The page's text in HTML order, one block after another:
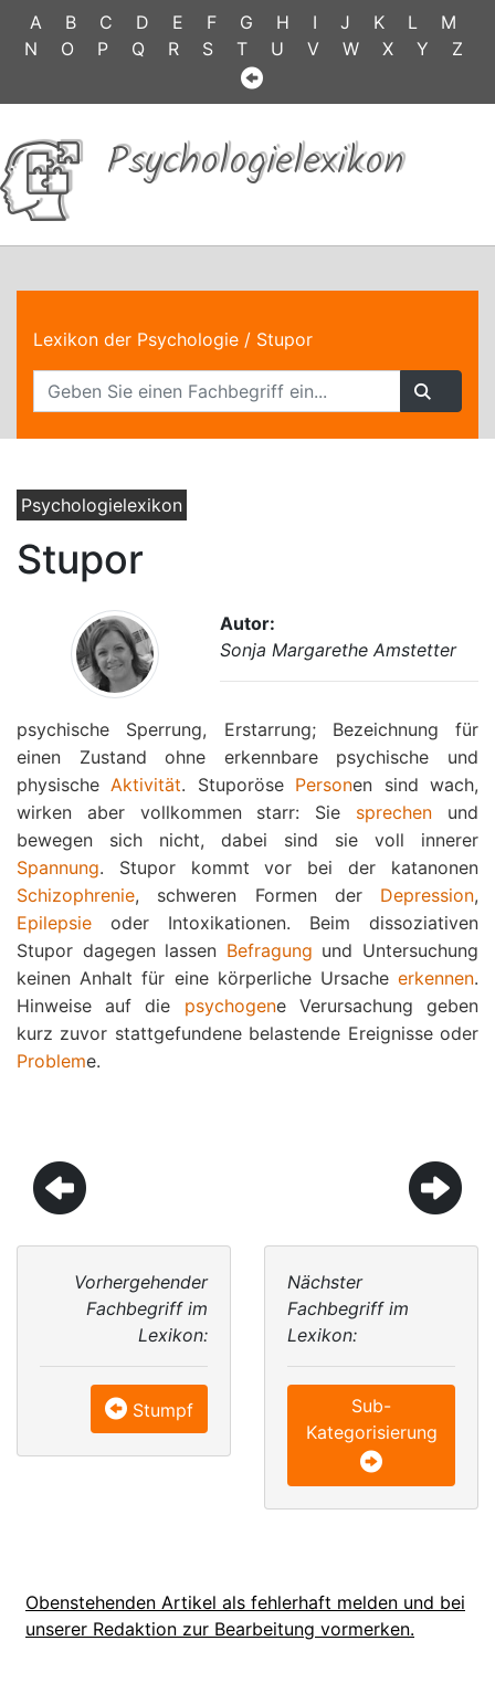
A B C D E F G H I J K L
M
N
O P Q R S T U V W X Y Z
Psychologielexikon
Lexikon der Psychologie / Stupor
Psychologielexikon
Stupor
Autor:
Sonja Margarethe Amstetter
psychische Sperrung, Erstarrung; Bezeichnung für
einen Zustand ohne erkennbare psychische und
physischeAktivität. Stuporöse Personen sind wach,
wirken aber vollkommen starr: Sie sprechen und
bewegen sich nicht, dabei sind sie voll innerer
Spannung. Stupor kommt vor bei der katanonen
Schizophrenie, schweren Formen der Depression,
Epilepsie oder Intoxikationen. Beim dissoziativen
Stupor dagegen lassen Befragung und Untersuchung
keinen Anhalt für eine körperliche Ursache erkennen.
Hinweise auf die psychogene Verursachung geben
kurz zuvor stattgefundene belastende Ereignisse oder
Probleme.
Vorhergehender
Fachbegriff im
Lexikon:
Stumpf
Nächster
Fachbegriff im
Lexikon:
Sub-
Kategorisierung
Obenstehenden Artikel als fehlerhaft melden und bei
unserer Redaktion zur Bearbeitung vormerken.